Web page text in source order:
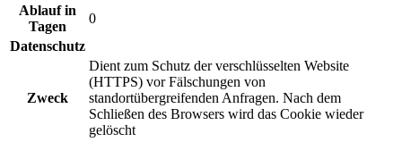
Ablauf in
Tagen
0
Datenschutz
Zweck
Dient zum Schutz der verschlüsselten Website
(HTTPS) vor Fälschungen von
standortübergreifenden Anfragen. Nach dem
Schließen des Browsers wird das Cookie wieder
gelöscht